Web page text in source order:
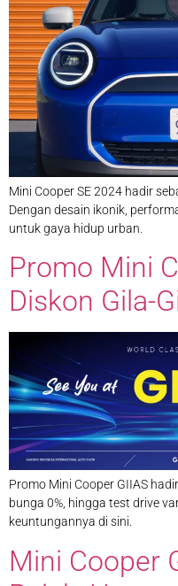
Mini Cooper SE 2024 hadir
Dengan desain ikonik,
untuk gaya hidup urban.
Promo Mini
Diskon Gila-
Promo Mini Cooper GIIAS
bunga 0%, hingga test drive
keuntungannya di sini.
Mini Cooper